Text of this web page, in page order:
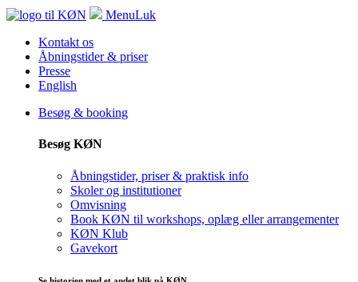
MenuLuk
Kontakt os
Åbningstider & priser
Presse
English
Besøg & booking
Besøg KØN
Åbningstider, priser & praktisk info
Skoler og institutioner
Omvisning
Book KØN til workshops, oplæg eller arrangementer
KØN Klub
Gavekort
Se historien med et andet blik på KØN